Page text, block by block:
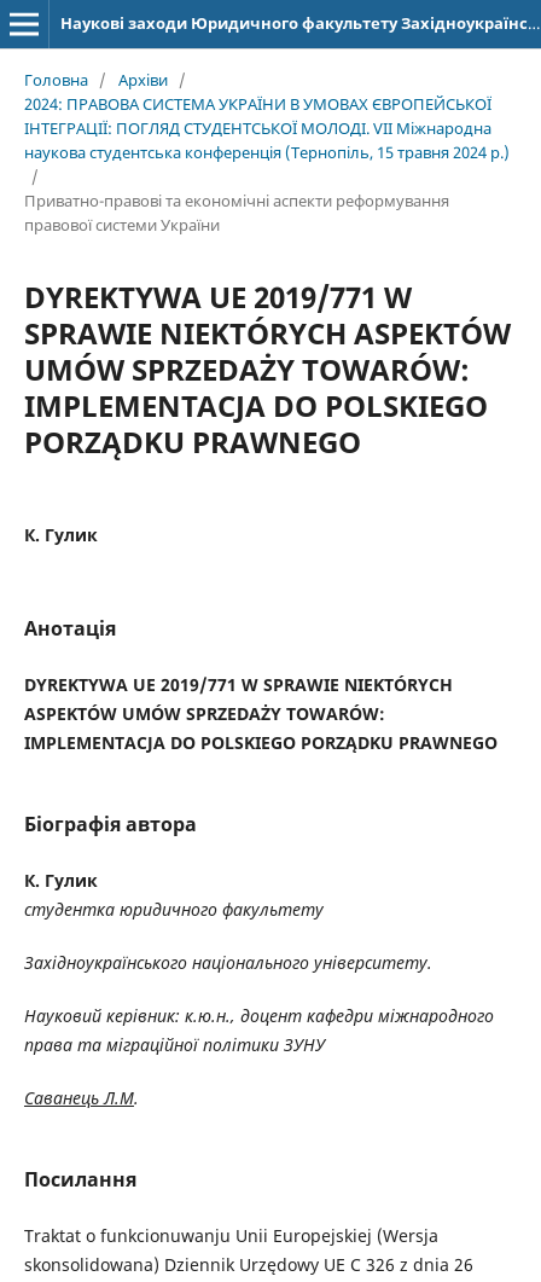
Наукові заходи Юридичного факультету Західноукраїнського національного університету
Головна / Архіви /
2024: ПРАВОВА СИСТЕМА УКРАЇНИ В УМОВАХ ЄВРОПЕЙСЬКОЇ
ІНТЕГРАЦІЇ: ПОГЛЯД СТУДЕНТСЬКОЇ МОЛОДІ. VІІ Міжнародна
наукова студентська конференція (Тернопіль, 15 травня 2024 р.)
/
Приватно-правові та економічні аспекти реформування
правової системи України
DYREKTYWA UE 2019/771 W
SPRAWIE NIEKTÓRYCH ASPEKTÓW
UMÓW SPRZEDAŻY TOWARÓW:
IMPLEMENTACJA DO POLSKIEGO
PORZĄDKU PRAWNEGO
К. Гулик
Анотація
DYREKTYWA UE 2019/771 W SPRAWIE NIEKTÓRYCH
ASPEKTÓW UMÓW SPRZEDAŻY TOWARÓW:
IMPLEMENTACJA DO POLSKIEGO PORZĄDKU PRAWNEGO
Біографія автора
К. Гулик
студентка юридичного факультету
Західноукраїнського національного університету.
Науковий керівник: к.ю.н., доцент кафедри міжнародного
права та міграційної політики ЗУНУ
Саванець Л.М.
Посилання
Traktat o funkcionuwanju Unii Europejskiej (Wersja
skonsolidowana) Dziennik Urzędowy UE C 326 z dnia 26